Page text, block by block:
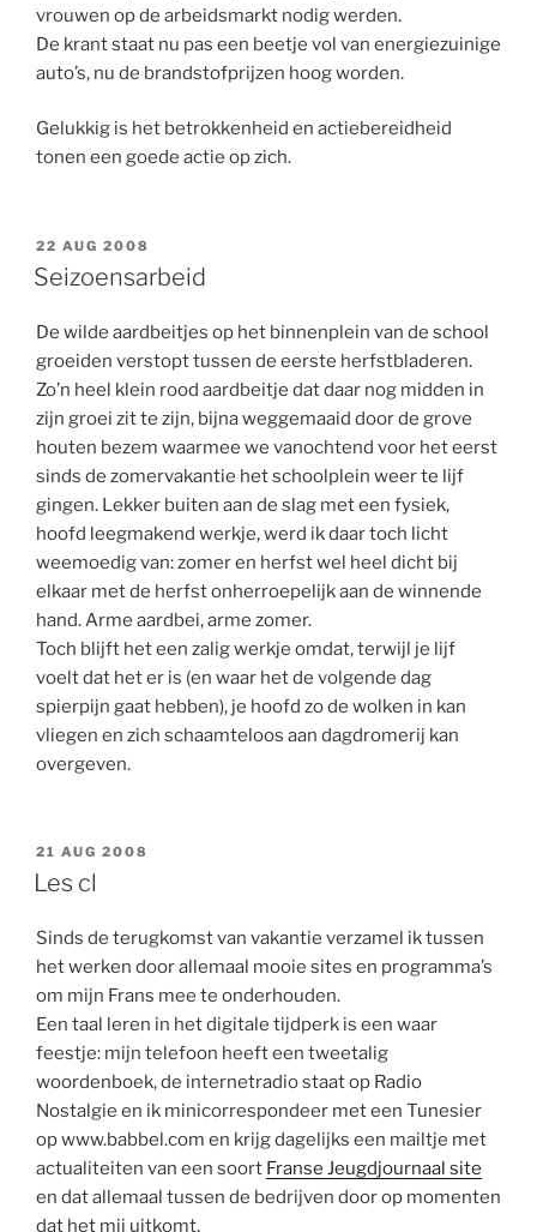
vrouwen op de arbeidsmarkt nodig werden.
De krant staat nu pas een beetje vol van energiezuinige
auto’s, nu de brandstofprijzen hoog worden.
Gelukkig is het betrokkenheid en actiebereidheid
tonen een goede actie op zich.
GEPLAATST
OP
22 AUG 2008
Seizoensarbeid
De wilde aardbeitjes op het binnenplein van de school
groeiden verstopt tussen de eerste herfstbladeren.
Zo’n heel klein rood aardbeitje dat daar nog midden in
zijn groei zit te zijn, bijna weggemaaid door de grove
houten bezem waarmee we vanochtend voor het eerst
sinds de zomervakantie het schoolplein weer te lijf
gingen. Lekker buiten aan de slag met een fysiek,
hoofd leegmakend werkje, werd ik daar toch licht
weemoedig van: zomer en herfst wel heel dicht bij
elkaar met de herfst onherroepelijk aan de winnende
hand. Arme aardbei, arme zomer.
Toch blijft het een zalig werkje omdat, terwijl je lijf
voelt dat het er is (en waar het de volgende dag
spierpijn gaat hebben), je hoofd zo de wolken in kan
vliegen en zich schaamteloos aan dagdromerij kan
overgeven.
GEPLAATST
OP
21 AUG 2008
Les cl
Sinds de terugkomst van vakantie verzamel ik tussen
het werken door allemaal mooie sites en programma’s
om mijn Frans mee te onderhouden.
Een taal leren in het digitale tijdperk is een waar
feestje: mijn telefoon heeft een tweetalig
woordenboek, de internetradio staat op Radio
Nostalgie en ik minicorrespondeer met een Tunesier
op www.babbel.com en krijg dagelijks een mailtje met
actualiteiten van een soort Franse Jeugdjournaal site
en dat allemaal tussen de bedrijven door op momenten
dat het mij uitkomt.